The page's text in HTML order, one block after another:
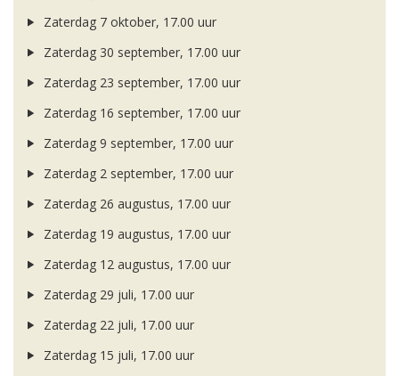
Zaterdag 7 oktober, 17.00 uur
Zaterdag 30 september, 17.00 uur
Zaterdag 23 september, 17.00 uur
Zaterdag 16 september, 17.00 uur
Zaterdag 9 september, 17.00 uur
Zaterdag 2 september, 17.00 uur
Zaterdag 26 augustus, 17.00 uur
Zaterdag 19 augustus, 17.00 uur
Zaterdag 12 augustus, 17.00 uur
Zaterdag 29 juli, 17.00 uur
Zaterdag 22 juli, 17.00 uur
Zaterdag 15 juli, 17.00 uur